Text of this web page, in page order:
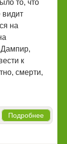
то, что
видит
на
Дампир,
к
смерти,
Подробнее